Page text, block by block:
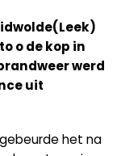
o de kop in
werd
uit
het na